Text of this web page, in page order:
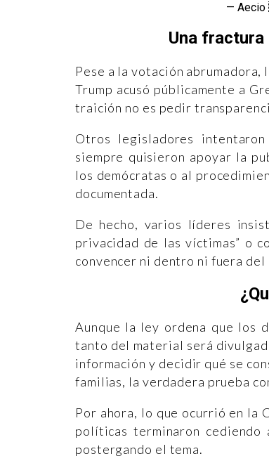
— Aecio
Una fractura
Pese a la votación
Trump acusó públicamente a
traición no es pedir
Otros legisladores
siempre quisieron apoyar la
los demócratas o al
documentada.
De hecho, varios líderes
privacidad de las víctimas” o
convencer ni dentro ni fuera del
Aunque la ley ordena que los
tanto del material será
información y decidir qué se
familias, la verdadera prueba
Por ahora, lo que ocurrió en la
políticas terminaron cediendo
postergando el tema.